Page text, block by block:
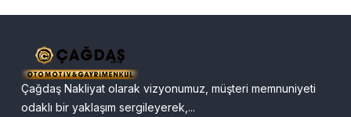
Çağdaş Nakliyat olarak vizyonumuz, müşteri memnuniyeti
odaklı bir yaklaşım sergileyerek,...